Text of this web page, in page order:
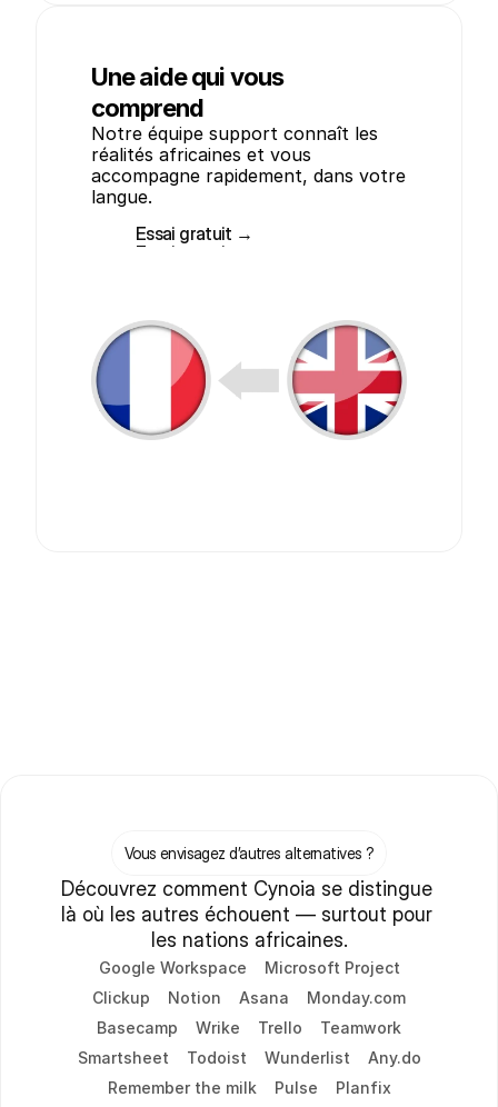
Une aide qui vous
comprend
Notre équipe support connaît les
réalités africaines et vous
accompagne rapidement, dans votre
langue.
Essai gratuit →
Essai gratuit →
Vous envisagez d’autres alternatives ?
Découvrez comment Cynoia se distingue
là où les autres échouent — surtout pour
les nations africaines.
Google Workspace
Microsoft Project
Clickup
Notion Asana
Monday.com
Basecamp
Wrike Trello
Teamwork
Smartsheet
Todoist Wunderlist
Any.do
Remember the milk
Pulse
Planfix